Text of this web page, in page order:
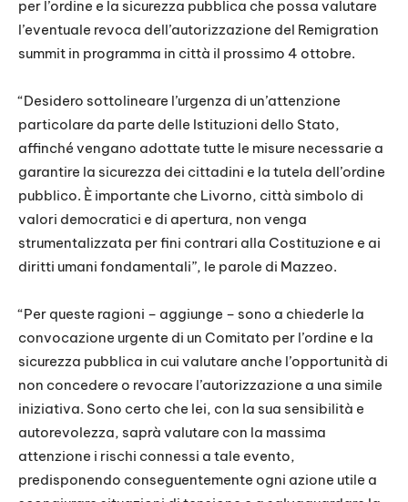
per l’ordine e la sicurezza pubblica che possa valutare
l’eventuale revoca dell’autorizzazione del Remigration
summit in programma in città il prossimo 4 ottobre.
“Desidero sottolineare l’urgenza di un’attenzione
particolare da parte delle Istituzioni dello Stato,
affinché vengano adottate tutte le misure necessarie a
garantire la sicurezza dei cittadini e la tutela dell’ordine
pubblico. È importante che Livorno, città simbolo di
valori democratici e di apertura, non venga
strumentalizzata per fini contrari alla Costituzione e ai
diritti umani fondamentali”, le parole di Mazzeo.
“Per queste ragioni – aggiunge – sono a chiederle la
convocazione urgente di un Comitato per l’ordine e la
sicurezza pubblica in cui valutare anche l’opportunità di
non concedere o revocare l’autorizzazione a una simile
iniziativa. Sono certo che lei, con la sua sensibilità e
autorevolezza, saprà valutare con la massima
attenzione i rischi connessi a tale evento,
predisponendo conseguentemente ogni azione utile a